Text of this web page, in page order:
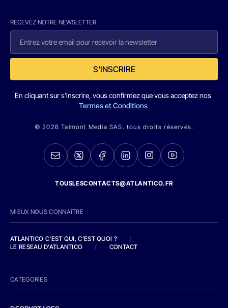
RECEVEZ NOTRE NEWSLETTER
S'INSCRIRE
En cliquant sur s'inscrire, vous confirmez que vous acceptez nos
Termes et Conditions
© 2026 Talmont Media SAS. tous droits réservés.
TOUSLESCONTACTS@ATLANTICO.FR
MIEUX NOUS CONNAITRE
ATLANTICO C'EST QUI, C'EST QUOI ?
/
LE RESEAU D'ATLANTICO
/ CONTACT
CATEGORIES